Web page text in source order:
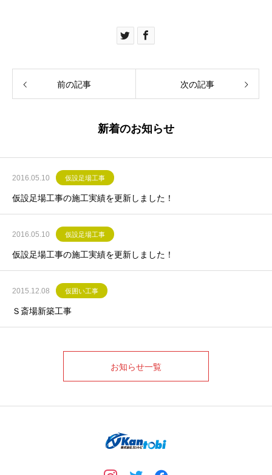
前の記事 次の記事
新着のお知らせ
2016.05.10 仮設足場工事
仮設足場工事の施工実績を更新しました！
2016.05.10 仮設足場工事
仮設足場工事の施工実績を更新しました！
2015.12.08 仮囲い工事
Ｓ斎場新築工事
お知らせ一覧